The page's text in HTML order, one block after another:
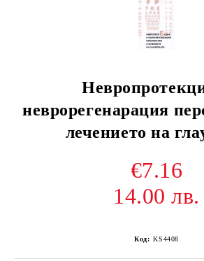
неврорегенарация
лечението на
€7.16
14.00 лв.
Код: KS4408